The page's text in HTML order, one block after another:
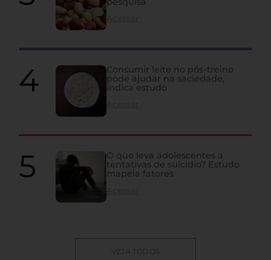
Consumir leite no pós-treino
pode ajudar na saciedade,
indica estudo
O que leva adolescentes a
tentativas de suicídio? Estudo
mapeia fatores
VEJA TODOS